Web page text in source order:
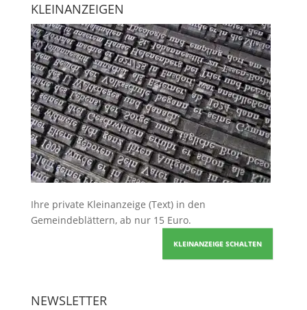
KLEINANZEIGEN
Ihre private Kleinanzeige (Text) in den
Gemeindeblättern, ab nur 15 Euro.
KLEINANZEIGE SCHALTEN
NEWSLETTER